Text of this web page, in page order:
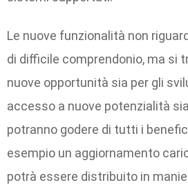
Le nuove funzionalità non
di difficile comprendonio, ma si
nuove opportunità sia per gli
accesso a nuove potenzialità
potranno godere di tutti i
esempio un aggiornamento
potrà essere distribuito in